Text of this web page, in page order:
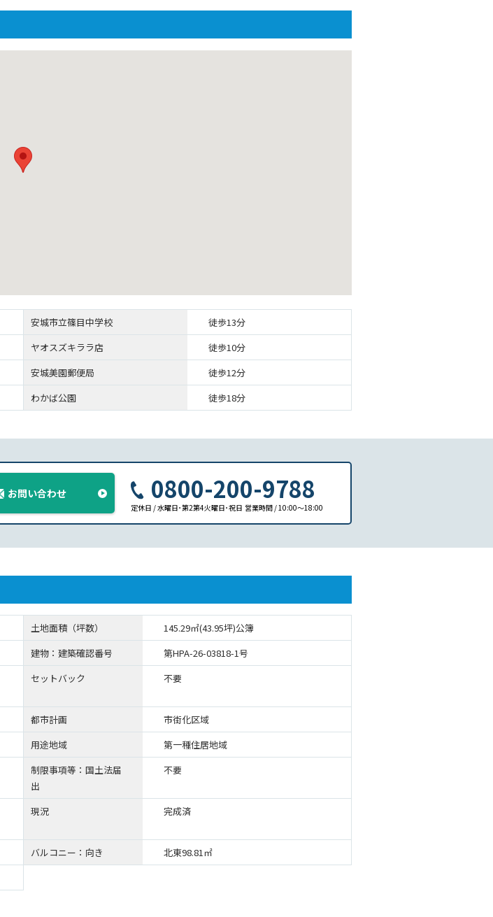
安城市立篠目中学校
徒歩13分
ヤオスズキララ店
徒歩10分
安城美園郵便局
徒歩12分
わかば公園 徒歩18分
お問い合わせ 0800-200-9788
定休日 / 水曜日･第2第4火曜日･祝日 営業時間 / 10:00〜18:00
土地面積（坪数）
145.29㎡(43.95坪)公簿
建物：建築確認番号
第HPA-26-03818-1号
セットバック 不要
都市計画
市街化区域
用途地域
第一種住居地域
制限事項等：国土法届
出
不要
現況 完成済
バルコニー：向き
北東98.81㎡